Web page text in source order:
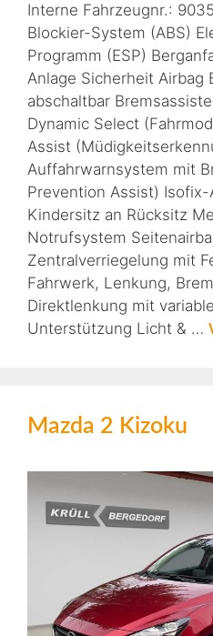
Interne Fahrzeugnr.:
Blockier-System (ABS)
Programm (ESP)
Anlage Sicherheit Airbag
abschaltbar
Dynamic Select
Assist
Auffahrwarnsystem mit
Prevention Assist)
Kindersitz an Rücksitz
Notrufsystem
Zentralverriegelung mit
Fahrwerk, Lenkung,
Direktlenkung mit
Unterstützung Licht & …
Mazda 2 Kizoku